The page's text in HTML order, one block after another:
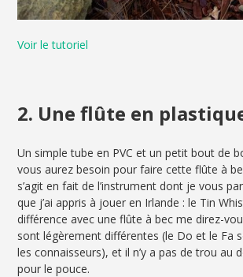
Voir le tutoriel
2. Une flûte en
Un simple tube en PVC et un petit bout de
vous aurez besoin pour faire cette flûte à
s’agit en fait de l’instrument dont je vous
que j’ai appris à jouer en Irlande : le Tin
différence avec une flûte à bec me direz-
sont légèrement différentes (le Do et le Fa
les connaisseurs), et il n’y a pas de trou au
pour le pouce.